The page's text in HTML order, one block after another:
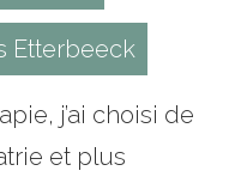
Etterbeeck
j’ai choisi de
et plus